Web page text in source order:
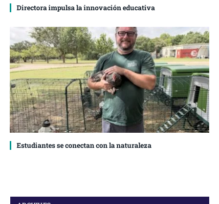
Directora impulsa la innovación educativa
Estudiantes se conectan con la naturaleza